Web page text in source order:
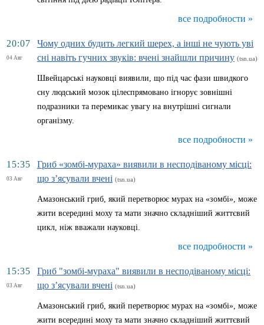
все подробности »
20:07
04 Авг
Чому одних будить легкий шерех, а інші не чують уві
сні навіть гучних звуків: вчені знайшли причину (tsn.ua)
Швейцарські науковці виявили, що під час фази швидкого
сну людський мозок цілеспрямовано ігнорує зовнішні
подразники та перемикає увагу на внутрішні сигнали
організму.
все подробности »
15:35
03 Авг
Гриб «зомбі-мураха» виявили в несподіваному місці:
що з’ясували вчені (tsn.ua)
Амазонський гриб, який перетворює мурах на «зомбі», може
жити всередині моху та мати значно складніший життєвий
цикл, ніж вважали науковці.
все подробности »
15:35
03 Авг
Гриб "зомбі-мураха" виявили в несподіваному місці:
що з’ясували вчені (tsn.ua)
Амазонський гриб, який перетворює мурах на «зомбі», може
жити всередині моху та мати значно складніший життєвий